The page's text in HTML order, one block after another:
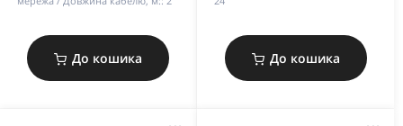
До кошика До кошика